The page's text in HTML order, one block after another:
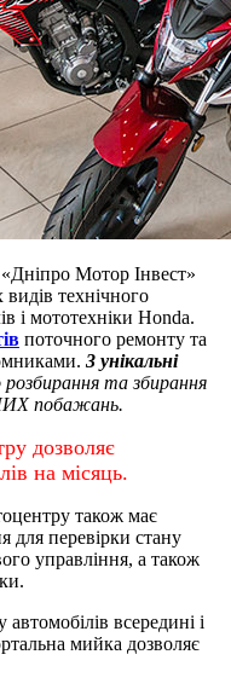
Мотор Інвест»
технічного
і мототехніки Honda.
поточного ремонту та
3 унікальні
розбирання та збирання
побажань.
дозволяє
на місяць.
також має
для перевірки стану
управління, а також
автомобілів всередині і
мийка дозволяє